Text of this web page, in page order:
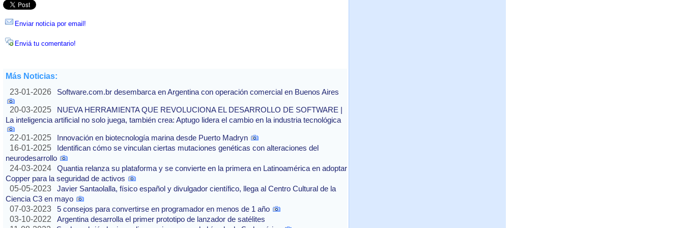
Enviar noticia por email!
Enviá tu comentario!
Más Noticias:
23-01-2026
Software.com.br desembarca en Argentina con operación comercial en Buenos Aires
20-03-2025
NUEVA HERRAMIENTA QUE REVOLUCIONA EL DESARROLLO DE SOFTWARE |
La inteligencia artificial no solo juega, también crea: Aptugo lidera el cambio en la industria tecnológica
22-01-2025
Innovación en biotecnología marina desde Puerto Madryn
16-01-2025
Identifican cómo se vinculan ciertas mutaciones genéticas con alteraciones del
neurodesarrollo
24-03-2024
Quantia relanza su plataforma y se convierte en la primera en Latinoamérica en adoptar
Copper para la seguridad de activos
05-05-2023
Javier Santaolalla, físico español y divulgador científico, llega al Centro Cultural de la
Ciencia C3 en mayo
07-03-2023
5 consejos para convertirse en programador en menos de 1 año
03-10-2022
Argentina desarrolla el primer prototipo de lanzador de satélites